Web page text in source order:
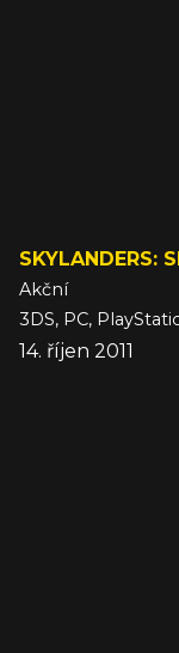
SKYLANDERS:
Akční
3DS, PC,
14. říjen 2011